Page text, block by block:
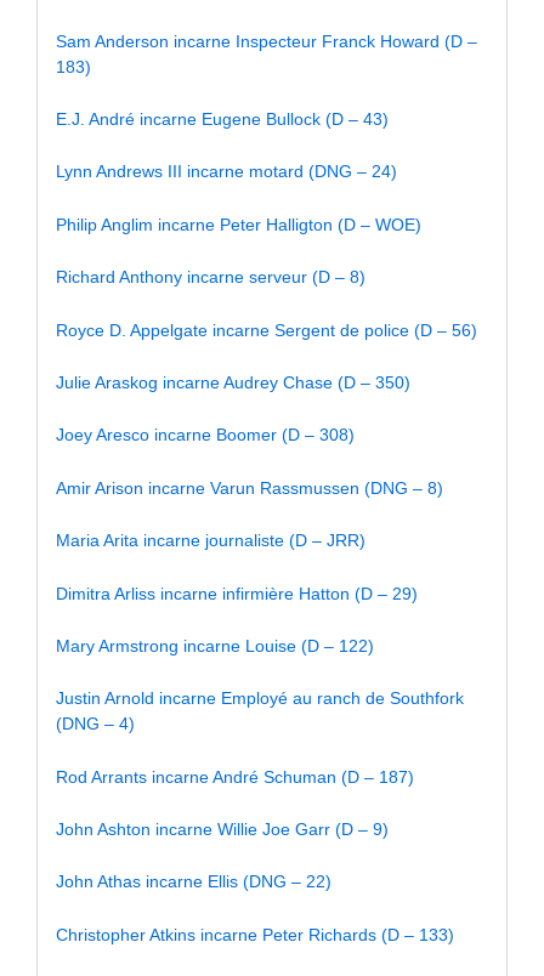
Sam Anderson incarne Inspecteur Franck Howard (D –
183)
E.J. André incarne Eugene Bullock (D – 43)
Lynn Andrews III incarne motard (DNG – 24)
Philip Anglim incarne Peter Halligton (D – WOE)
Richard Anthony incarne serveur (D – 8)
Royce D. Appelgate incarne Sergent de police (D – 56)
Julie Araskog incarne Audrey Chase (D – 350)
Joey Aresco incarne Boomer (D – 308)
Amir Arison incarne Varun Rassmussen (DNG – 8)
Maria Arita incarne journaliste (D – JRR)
Dimitra Arliss incarne infirmière Hatton (D – 29)
Mary Armstrong incarne Louise (D – 122)
Justin Arnold incarne Employé au ranch de Southfork
(DNG – 4)
Rod Arrants incarne André Schuman (D – 187)
John Ashton incarne Willie Joe Garr (D – 9)
John Athas incarne Ellis (DNG – 22)
Christopher Atkins incarne Peter Richards (D – 133)